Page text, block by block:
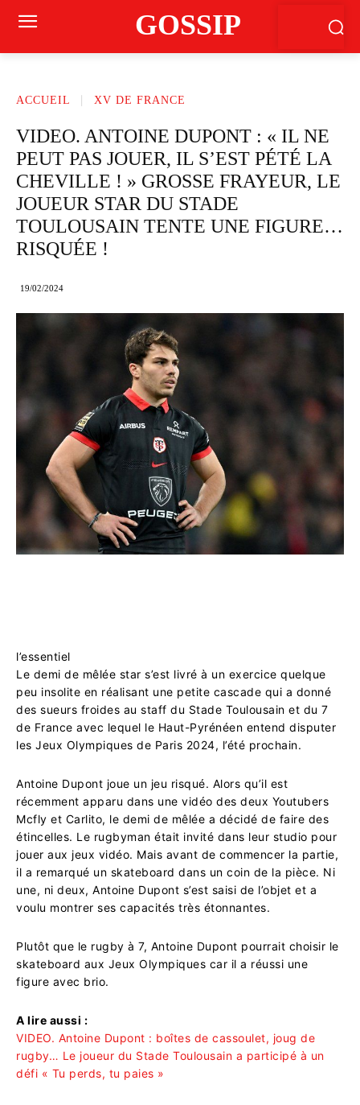
GOSSIP
ACCUEIL XV DE FRANCE
VIDEO. ANTOINE DUPONT : « IL NE
PEUT PAS JOUER, IL S’EST PÉTÉ LA
CHEVILLE ! » GROSSE FRAYEUR, LE
JOUEUR STAR DU STADE
TOULOUSAIN TENTE UNE FIGURE…
RISQUÉE !
19/02/2024
l’essentiel
Le demi de mêlée star s’est livré à un exercice quelque
peu insolite en réalisant une petite cascade qui a donné
des sueurs froides au staff du Stade Toulousain et du 7
de France avec lequel le Haut-Pyrénéen entend disputer
les Jeux Olympiques de Paris 2024, l’été prochain.
Antoine Dupont joue un jeu risqué. Alors qu’il est
récemment apparu dans une vidéo des deux Youtubers
Mcfly et Carlito, le demi de mêlée a décidé de faire des
étincelles. Le rugbyman était invité dans leur studio pour
jouer aux jeux vidéo. Mais avant de commencer la partie,
il a remarqué un skateboard dans un coin de la pièce. Ni
une, ni deux, Antoine Dupont s’est saisi de l’objet et a
voulu montrer ses capacités très étonnantes.
Plutôt que le rugby à 7, Antoine Dupont pourrait choisir le
skateboard aux Jeux Olympiques car il a réussi une
figure avec brio.
A lire aussi :
VIDEO. Antoine Dupont : boîtes de cassoulet, joug de
rugby… Le joueur du Stade Toulousain a participé à un
défi « Tu perds, tu paies »